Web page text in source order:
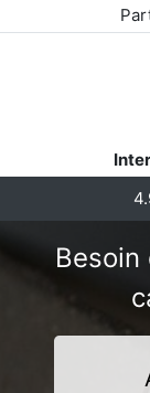
Besoin